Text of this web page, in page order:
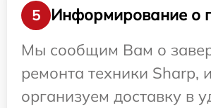
5
Информирование о
Мы сообщим Вам о
ремонта техники Sharp,
организуем доставку в